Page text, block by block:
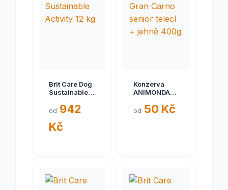
Brit Care Dog
Sustainable
od 942
Kč
Konzerva
ANIMONDA
senior telecí
od 50 Kč